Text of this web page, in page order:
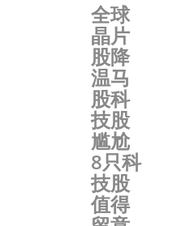
全球
晶片
股降
温马
股科
技股
尴尬
8只科
技股
值得